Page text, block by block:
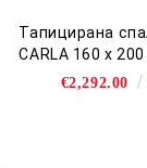
Тапицирана
CARLA 160 х
€2,292.00